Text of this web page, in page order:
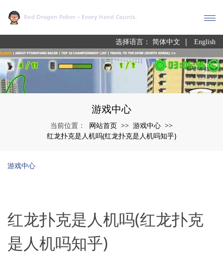
选择语言： 简体中文 | English
游戏中心
当前位置： 网站首页 >> 游戏中心 >>
红龙扑克是人机吗(红龙扑克是人机吗知乎)
游戏中心
红龙扑克是人机吗(红龙扑克
是人机吗知乎)